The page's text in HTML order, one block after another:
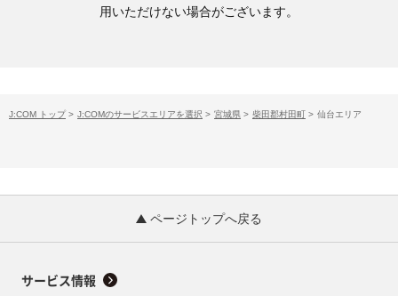
用いただけない場合がございます。
J:COM トップ > J:COMのサービスエリアを選択 > 宮城県 > 柴田郡村田町 > 仙台エリア
ページトップへ戻る
サービス情報